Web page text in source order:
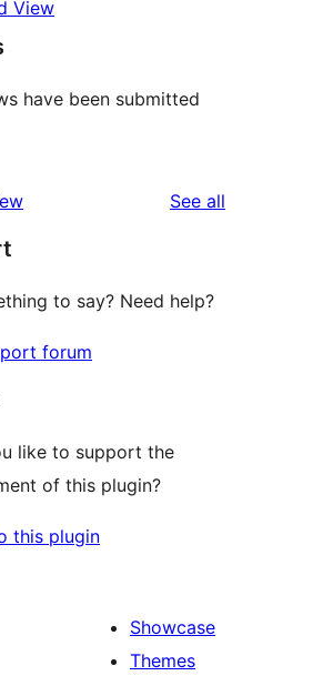
View
have been submitted
See all
to say? Need help?
forum
like to support the
of this plugin?
this plugin
Showcase
Themes